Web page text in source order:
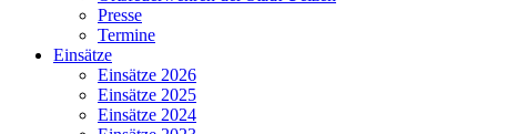
Presse
Termine
Einsätze
Einsätze 2026
Einsätze 2025
Einsätze 2024